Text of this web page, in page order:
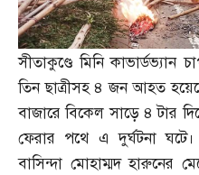
সীতাকুণ্ডে মিনি কাভার্ডভ্যান
তিন ছাত্রীসহ ৪ জন আহত
বাজারে বিকেল সাড়ে ৪ টার
ফেরার পথে এ দুর্ঘটনা
বাসিন্দা মোহাম্মদ হারুনের